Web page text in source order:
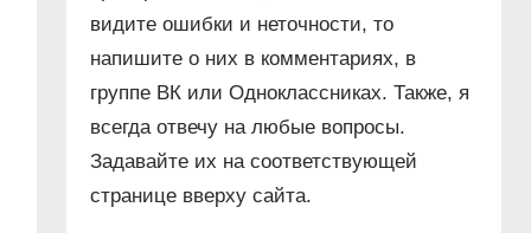
видите ошибки и неточности, то
напишите о них в комментариях, в
группе ВК или Одноклассниках. Также, я
всегда отвечу на любые вопросы.
Задавайте их на соответствующей
странице вверху сайта.